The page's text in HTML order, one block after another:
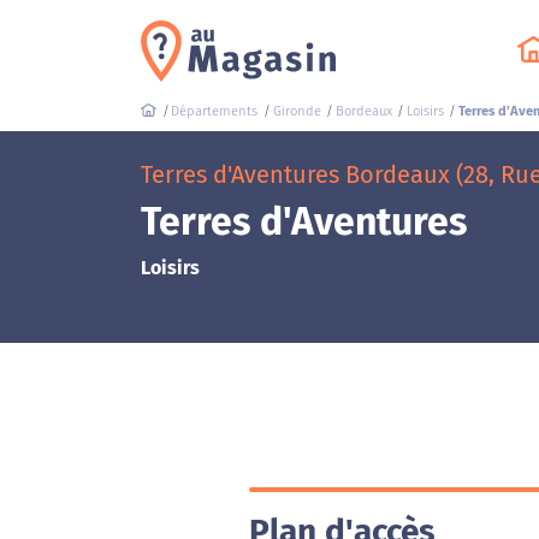
Départements Gironde Bordeaux Loisirs Terres
Terres d'Aventures Bordeaux (28,
Terres d'Aventures
Loisirs